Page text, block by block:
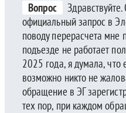
Вопрос
официальный запрос в
поводу перерасчета
подъезде не работает
2025 года, я думала, что
возможно никто не
обращение в ЭГ
тех пор, при каждом